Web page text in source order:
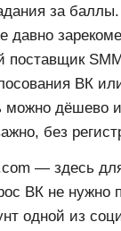
за
давно
поставщик
ВК
можно дёшево
без
— здесь
ВК не нужно
одной из